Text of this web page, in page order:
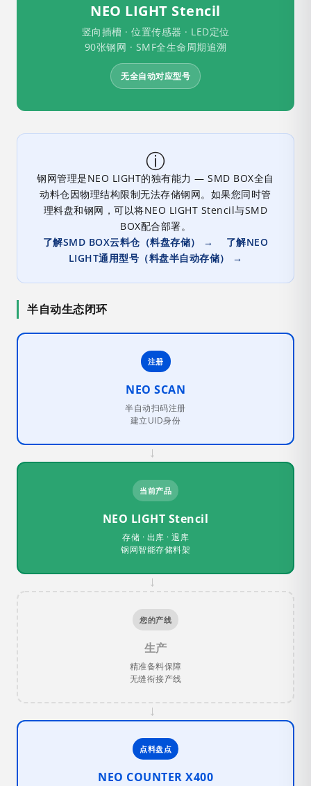
NEO LIGHT Stencil
竖向插槽 · 位置传感器 · LED定位
90张钢网 · SMF全生命周期追溯
无全自动对应型号
ⓘ
钢网管理是NEO LIGHT的独有能力 — SMD BOX全自
动料仓因物理结构限制无法存储钢网。如果您同时管
理料盘和钢网，可以将NEO LIGHT Stencil与SMD
BOX配合部署。
了解SMD BOX云料仓（料盘存储） →
了解NEO
LIGHT通用型号（料盘半自动存储） →
半自动生态闭环
注册
NEO SCAN
半自动扫码注册
建立UID身份
→
当前产品
NEO LIGHT Stencil
存储 · 出库 · 退库
钢网智能存储料架
→
您的产线
生产
精准备料保障
无缝衔接产线
→
点料盘点
NEO COUNTER X400